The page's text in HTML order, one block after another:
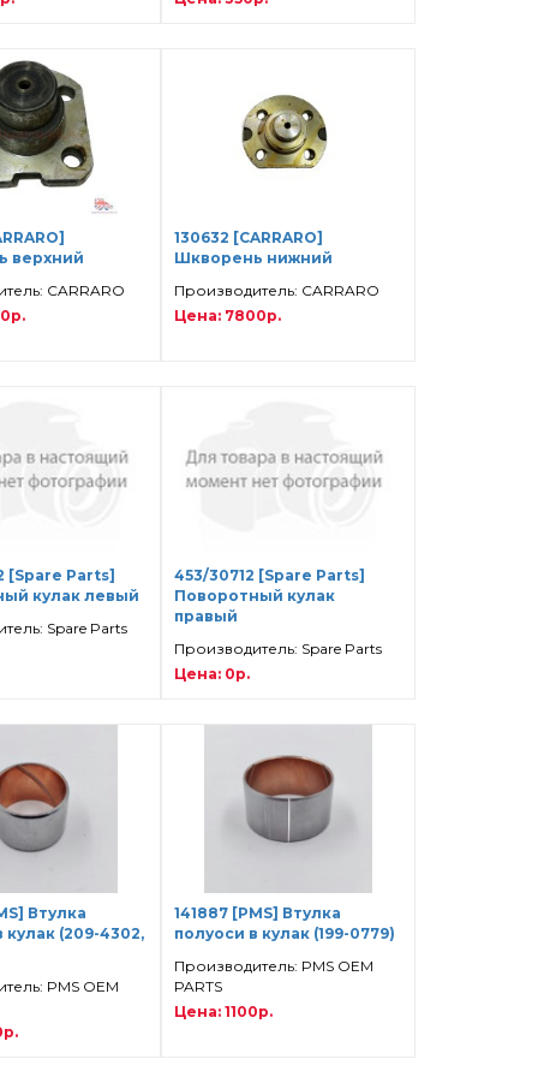
верхний
CARRARO
130632 [CARRARO]
Шкворень нижний
Производитель: CARRARO
Цена: 7800р.
[Spare Parts]
кулак левый
Spare Parts
453/30712 [Spare Parts]
Поворотный кулак
правый
Производитель: Spare Parts
Цена: 0р.
Втулка
кулак (209-4302,
PMS OEM
141887 [PMS] Втулка
полуоси в кулак (199-0779)
Производитель: PMS OEM
PARTS
Цена: 1100р.